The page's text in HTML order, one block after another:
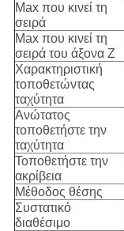
Max που κινεί τη
σειρά
Max που κινεί τη
σειρά του άξονα Ζ
Χαρακτηριστική
τοποθετώντας
ταχύτητα
Ανώτατος
τοποθετήστε την
ταχύτητα
Τοποθετήστε την
ακρίβεια
Μέθοδος θέσης
Συστατικό
διαθέσιμο